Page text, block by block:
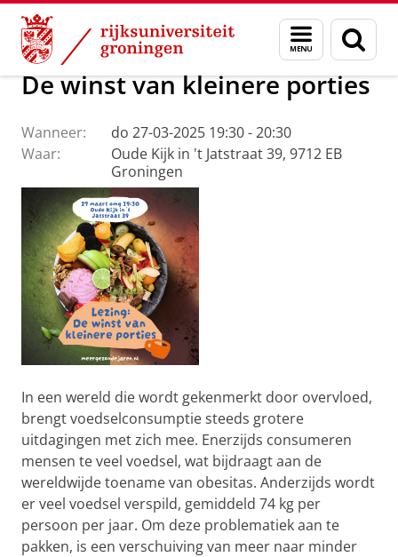
Skip
Content
Skip
Navigation
Menu
en
zoeken
Over ons Actueel Evenementen
De winst van kleinere porties
Wanneer:
do 27-03-2025 19:30 - 20:30
Waar:
Oude Kijk in 't Jatstraat 39, 9712 EB
Groningen
In een wereld die wordt gekenmerkt door overvloed,
brengt voedselconsumptie steeds grotere
uitdagingen met zich mee. Enerzijds consumeren
mensen te veel voedsel, wat bijdraagt aan de
wereldwijde toename van obesitas. Anderzijds wordt
er veel voedsel verspild, gemiddeld 74 kg per
persoon per jaar. Om deze problematiek aan te
pakken, is een verschuiving van meer naar minder